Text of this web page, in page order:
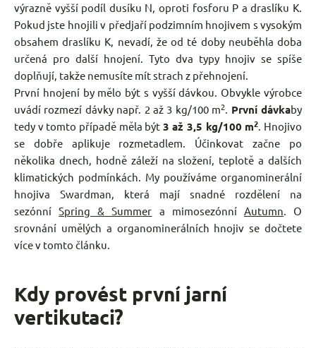
výrazně vyšší podíl dusíku N, oproti fosforu P a draslíku K.
Pokud jste hnojili v předjaří podzimním hnojivem s vysokým
obsahem draslíku K, nevadí, že od té doby neuběhla doba
určená pro další hnojení. Tyto dva typy hnojiv se spíše
doplňují, takže nemusíte mít strach z přehnojení.
První hnojení by mělo být s vyšší dávkou. Obvykle výrobce
uvádí rozmezí dávky např. 2 až 3 kg/100 m2. První dávkaby
tedy v tomto případě měla být 3 až 3,5 kg/100 m2. Hnojivo
se dobře aplikuje rozmetadlem. Účinkovat začne po
několika dnech, hodně záleží na složení, teplotě a dalších
klimatických podmínkách. My používáme organominerální
hnojiva Swardman, která mají snadné rozdělení na
sezónníSpring & Summer a mimosezónní Autumn. O
srovnání umělých a organominerálních hnojiv se dočtete
více v tomto článku.
Kdy provést první jarní
vertikutaci?